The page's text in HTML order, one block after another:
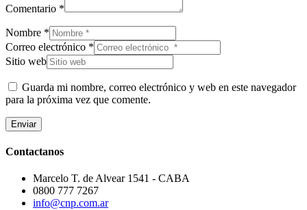
Comentario *
Nombre *
Correo electrónico *
Sitio web
Guarda mi nombre, correo electrónico y web en este navegador
para la próxima vez que comente.
Enviar
Contactanos
Marcelo T. de Alvear 1541 - CABA
0800 777 7267
info@cnp.com.ar